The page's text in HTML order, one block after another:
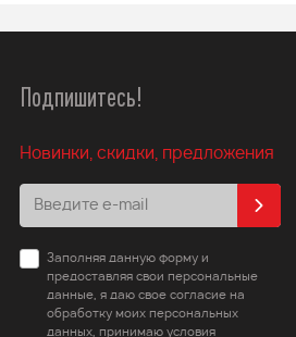
Подпишитесь!
Новинки, скидки, предложения
Заполняя данную форму и
предоставляя свои персональные
данные, я даю свое согласие на
обработку моих персональных
данных, принимаю условия